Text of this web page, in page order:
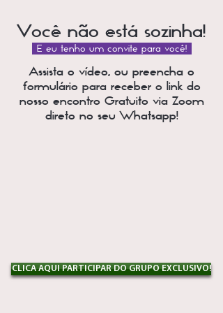
Você não está sozinha!
E eu tenho um convite para você!
Assista o vídeo, ou preencha o
formulário para receber o link do
nosso encontro Gratuito via Zoom
direto no seu Whatsapp!
CLICA AQUI PARTICIPAR DO GRUPO EXCLUSIVO!